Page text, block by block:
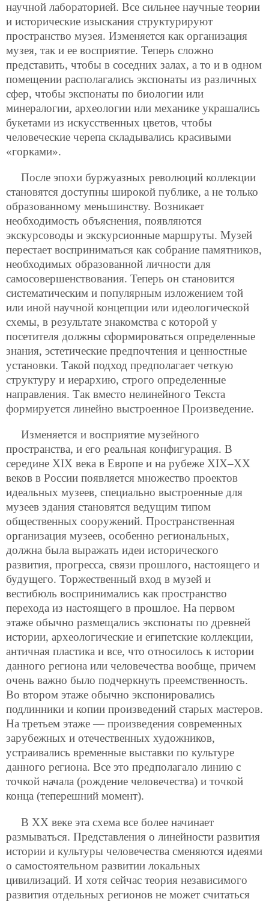
научной лабораторией. Все сильнее научные теории
и исторические изыскания структурируют
пространство музея. Изменяется как организация
музея, так и ее восприятие. Теперь сложно
представить, чтобы в соседних залах, а то и в одном
помещении располагались экспонаты из различных
сфер, чтобы экспонаты по биологии или
минералогии, археологии или механике украшались
букетами из искусственных цветов, чтобы
человеческие черепа складывались красивыми
«горками».
После эпохи буржуазных революций коллекции
становятся доступны широкой публике, а не только
образованному меньшинству. Возникает
необходимость объяснения, появляются
экскурсоводы и экскурсионные маршруты. Музей
перестает восприниматься как собрание памятников,
необходимых образованной личности для
самосовершенствования. Теперь он становится
систематическим и популярным изложением той
или иной научной концепции или идеологической
схемы, в результате знакомства с которой у
посетителя должны сформироваться определенные
знания, эстетические предпочтения и ценностные
установки. Такой подход предполагает четкую
структуру и иерархию, строго определенные
направления. Так вместо нелинейного Текста
формируется линейно выстроенное Произведение.
Изменяется и восприятие музейного
пространства, и его реальная конфигурация. В
середине XIХ века в Европе и на рубеже XIХ–ХХ
веков в России появляется множество проектов
идеальных музеев, специально выстроенные для
музеев здания становятся ведущим типом
общественных сооружений. Пространственная
организация музеев, особенно региональных,
должна была выражать идеи исторического
развития, прогресса, связи прошлого, настоящего и
будущего. Торжественный вход в музей и
вестибюль воспринимались как пространство
перехода из настоящего в прошлое. На первом
этаже обычно размещались экспонаты по древней
истории, археологические и египетские коллекции,
античная пластика и все, что относилось к истории
данного региона или человечества вообще, причем
очень важно было подчеркнуть преемственность.
Во втором этаже обычно экспонировались
подлинники и копии произведений старых мастеров.
На третьем этаже — произведения современных
зарубежных и отечественных художников,
устраивались временные выставки по культуре
данного региона. Все это предполагало линию с
точкой начала (рождение человечества) и точкой
конца (теперешний момент).
В ХХ веке эта схема все более начинает
размываться. Представления о линейности развития
истории и культуры человечества сменяются идеями
о самостоятельном развитии локальных
цивилизаций. И хотя сейчас теория независимого
развития отдельных регионов не может считаться